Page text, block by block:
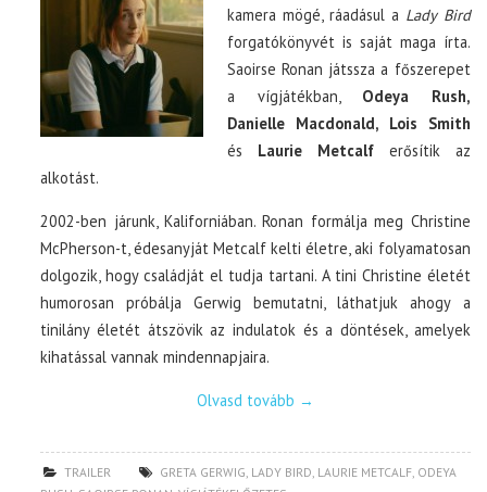
kamera mögé, ráadásul a Lady Bird
forgatókönyvét is saját maga írta.
Saoirse Ronan játssza a főszerepet
a vígjátékban, Odeya Rush,
Danielle Macdonald, Lois Smith
és Laurie Metcalferősítik az
alkotást.
2002-ben járunk, Kaliforniában. Ronan formálja meg Christine
McPherson-t, édesanyját Metcalf kelti életre, aki folyamatosan
dolgozik, hogy családját el tudja tartani. A tini Christine életét
humorosan próbálja Gerwig bemutatni, láthatjuk ahogy a
tinilány életét átszövik az indulatok és a döntések, amelyek
kihatással vannak mindennapjaira.
Olvasd tovább →
TRAILER GRETA GERWIG, LADY BIRD, LAURIE METCALF, ODEYA